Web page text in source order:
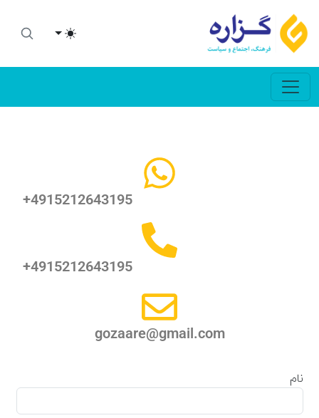
Toggle theme
+4915212643195
+4915212643195
gozaare@gmail.com
نام